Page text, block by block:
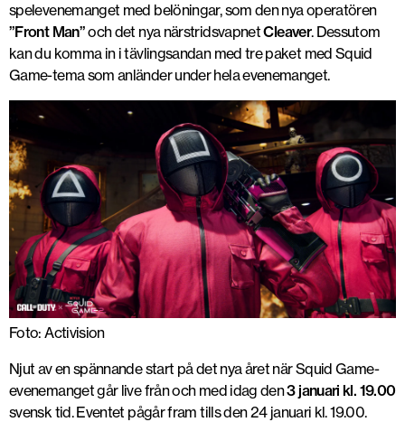
spelevenemanget med belöningar, som den nya operatören
”Front Man”och det nya närstridsvapnetCleaver. Dessutom
kan du komma in i tävlingsandan med tre paket med Squid
Game-tema som anländer under hela evenemanget.
Foto: Activision
Njut av en spännande start på det nya året när Squid Game-
evenemanget går live från och med idag den3 januari kl. 19.00
svensk tid. Eventet pågår fram tills den 24 januari kl. 19.00.